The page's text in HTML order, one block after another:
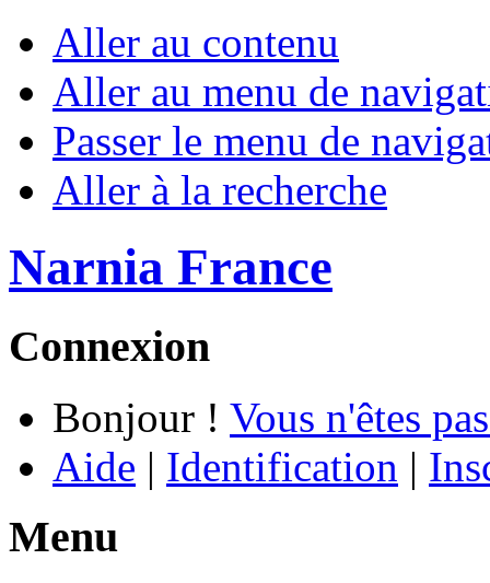
Aller au contenu
Aller au menu de
Passer le menu de
Aller à la recherche
Narnia France
Connexion
Bonjour ! Vous n'êtes
Aide | Identification |
Menu